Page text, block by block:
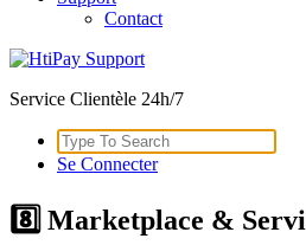
Contact
Service Clientèle 24h/7
Search
for:
Se Connecter
8️⃣ Marketplace &